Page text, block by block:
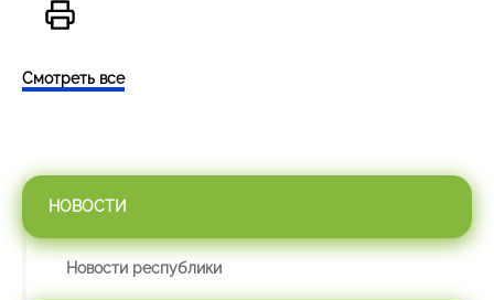
Смотреть все
НОВОСТИ
Новости республики